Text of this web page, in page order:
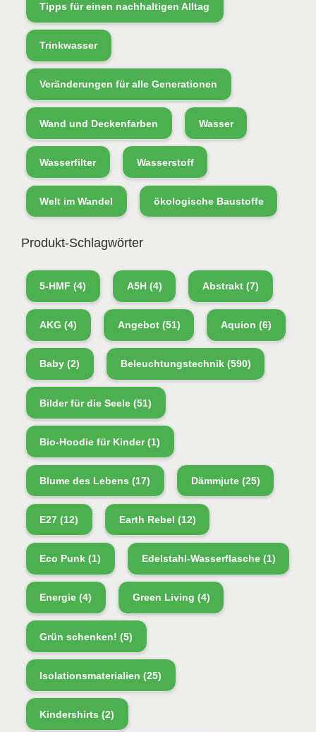
Tipps für einen nachhaltigen Alltag
Trinkwasser
Veränderungen für alle Generationen
Wand und Deckenfarben Wasser
Wasserfilter Wasserstoff
Welt im Wandel ökologische Baustoffe
Produkt-Schlagwörter
5-HMF (4) A5H(4) Abstrakt(7)
AKG (4) Angebot(51) Aquion (6)
Baby (2) Beleuchtungstechnik(590)
Bilder für die Seele (51)
Bio-Hoodie für Kinder(1)
Blume des Lebens (17) Dämmjute(25)
E27 (12) Earth Rebel (12)
Eco Punk (1) Edelstahl-Wasserflasche(1)
Energie (4) Green Living (4)
Grün schenken! (5)
Isolationsmaterialien (25)
Kindershirts (2)